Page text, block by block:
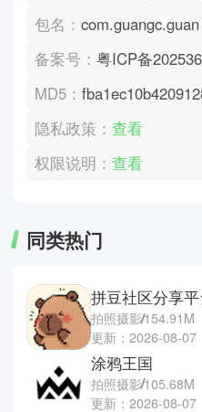
包名：com.guangc.guan
备案号：粤ICP备
MD5：
隐私政策：查看
权限说明：查看
同类热门
拼豆社区分享平
拍照摄影154.91M
更新：2026-08-07
涂鸦王国
拍照摄影105.68M
更新：2026-08-07